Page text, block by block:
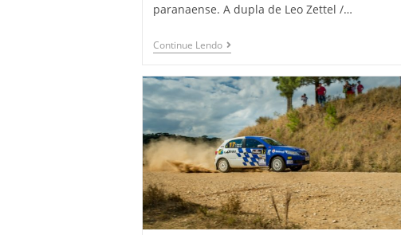
paranaense. A dupla de Leo Zettel /…
Continue Lendo